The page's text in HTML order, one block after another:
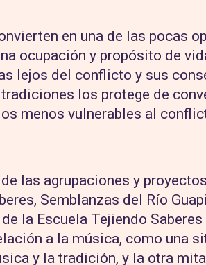
en una de las pocas
ocupación y propósito de
lejos del conflicto y sus
los protege de
menos vulnerables al
las agrupaciones y
Semblanzas del Río
la Escuela Tejiendo
a la música, como una
y la tradición, y la otra